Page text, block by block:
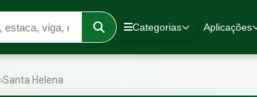
Categorias Aplicações
›Santa Helena